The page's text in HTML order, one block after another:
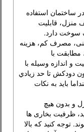
ساختمان استفاده
منزل، قابليت
سوخت دارد.
مصرف كم، هزينه
با
و اندازه وسيله با
دودكش تا حد زيادي
باید به نکات
و بدون هيچ
ظرفيت بخاری ها
توجه كنيد كه بالا